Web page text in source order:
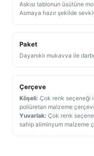
Askısı tablonun üsütüne
Asmaya hazır şekilde
Paket
Dayanıklı mukavva ile
Çerçeve
Köşeli: Çok renk seçeneği
poliüretan malzeme
Yuvarlak: Çok renk
sahip aliminyum malzeme